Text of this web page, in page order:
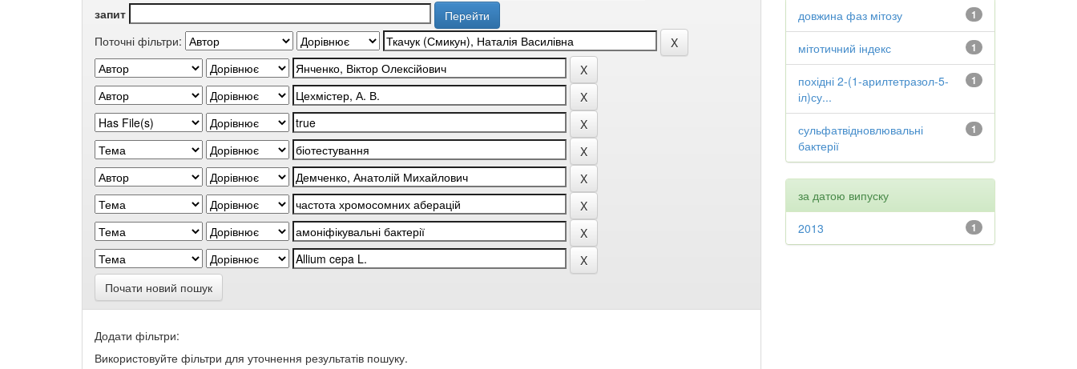
запит
Поточні фільтри:
Почати новий пошук
Додати фільтри:
Використовуйте фільтри для уточнення результатів пошуку.
1
довжина фаз мітозу
1
мітотичний індекс
1
похідні 2-(1-арилтетразол-5-
іл)су...
1
сульфатвідновлювальні
бактерії
за датою випуску
1
2013